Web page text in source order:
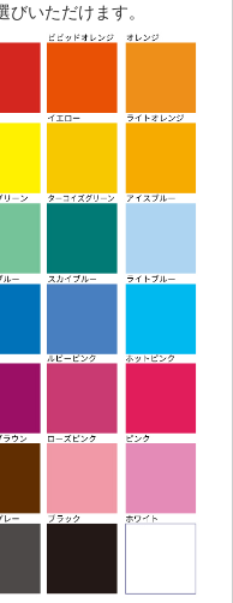
いただけます。